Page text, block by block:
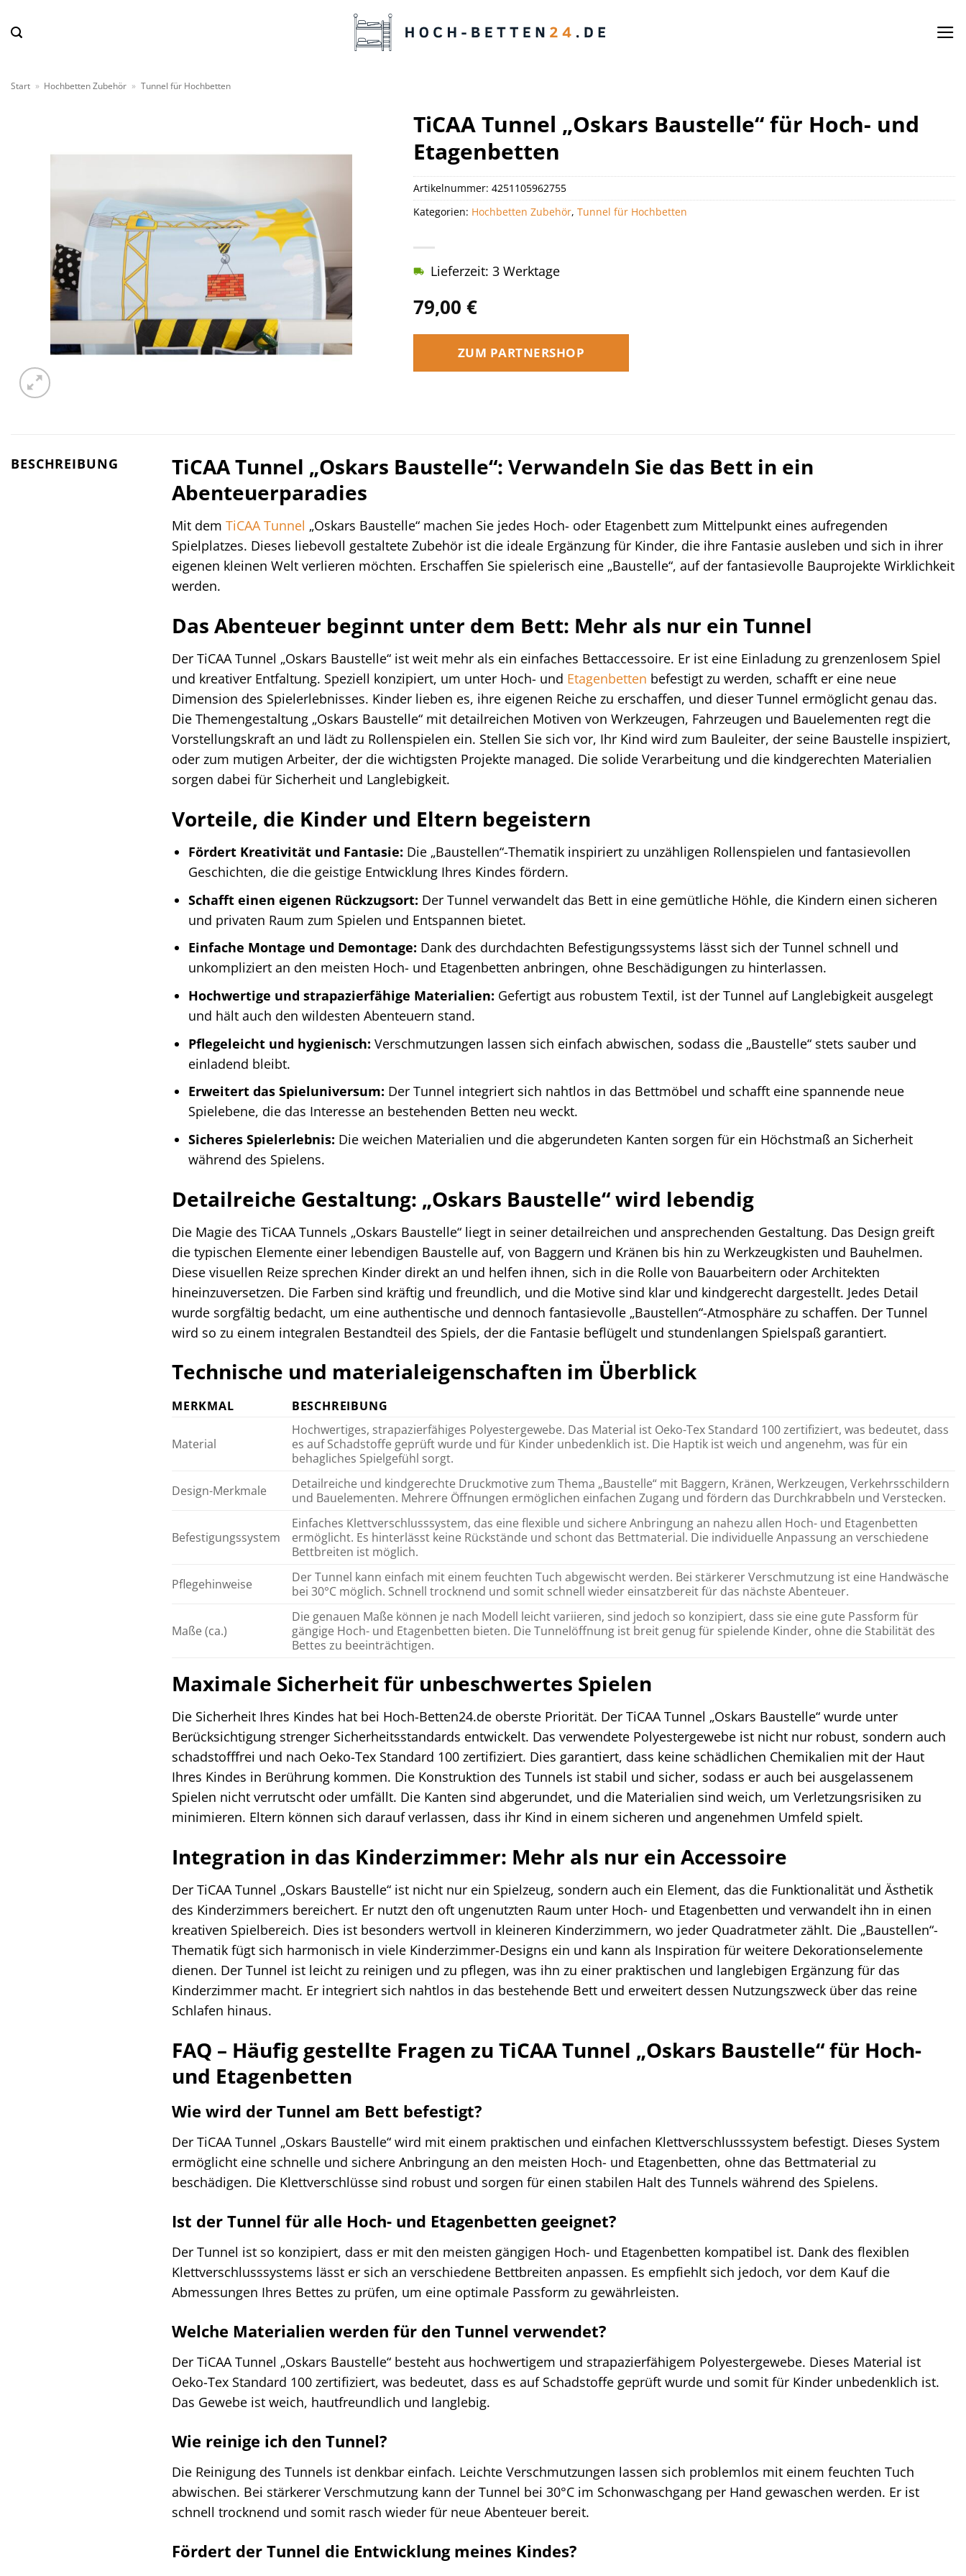
Inhalt
Start » Hochbetten Zubehör » Tunnel für Hochbetten
TiCAA Tunnel „Oskars Baustelle“ für Hoch- und
Etagenbetten
79,00 €
Lieferzeit: 3 Werktage
ZUM PARTNERSHOP
Artikelnummer: 4251105962755
Kategorien: Hochbetten Zubehör, Tunnel für Hochbetten
BESCHREIBUNG
TiCAA Tunnel „Oskars Baustelle“: Verwandeln Sie das Bett in ein
Abenteuerparadies
Mit dem TiCAA Tunnel „Oskars Baustelle“ machen Sie jedes Hoch- oder Etagenbett zum Mittelpunkt eines aufregenden
Spielplatzes. Dieses liebevoll gestaltete Zubehör ist die ideale Ergänzung für Kinder, die ihre Fantasie ausleben und sich in ihrer
eigenen kleinen Welt verlieren möchten. Erschaffen Sie spielerisch eine „Baustelle“, auf der fantasievolle Bauprojekte Wirklichkeit
werden.
Das Abenteuer beginnt unter dem Bett: Mehr als nur ein Tunnel
Der TiCAA Tunnel „Oskars Baustelle“ ist weit mehr als ein einfaches Bettaccessoire. Er ist eine Einladung zu grenzenlosem Spiel
und kreativer Entfaltung. Speziell konzipiert, um unter Hoch- und Etagenbetten befestigt zu werden, schafft er eine neue
Dimension des Spielerlebnisses. Kinder lieben es, ihre eigenen Reiche zu erschaffen, und dieser Tunnel ermöglicht genau das.
Die Themengestaltung „Oskars Baustelle“ mit detailreichen Motiven von Werkzeugen, Fahrzeugen und Bauelementen regt die
Vorstellungskraft an und lädt zu Rollenspielen ein. Stellen Sie sich vor, Ihr Kind wird zum Bauleiter, der seine Baustelle inspiziert,
oder zum mutigen Arbeiter, der die wichtigsten Projekte managed. Die solide Verarbeitung und die kindgerechten Materialien
sorgen dabei für Sicherheit und Langlebigkeit.
Vorteile, die Kinder und Eltern begeistern
Fördert Kreativität und Fantasie: Die „Baustellen“-Thematik inspiriert zu unzähligen Rollenspielen und fantasievollen
Geschichten, die die geistige Entwicklung Ihres Kindes fördern.
Schafft einen eigenen Rückzugsort: Der Tunnel verwandelt das Bett in eine gemütliche Höhle, die Kindern einen sicheren
und privaten Raum zum Spielen und Entspannen bietet.
Einfache Montage und Demontage: Dank des durchdachten Befestigungssystems lässt sich der Tunnel schnell und
unkompliziert an den meisten Hoch- und Etagenbetten anbringen, ohne Beschädigungen zu hinterlassen.
Hochwertige und strapazierfähige Materialien: Gefertigt aus robustem Textil, ist der Tunnel auf Langlebigkeit ausgelegt
und hält auch den wildesten Abenteuern stand.
Pflegeleicht und hygienisch: Verschmutzungen lassen sich einfach abwischen, sodass die „Baustelle“ stets sauber und
einladend bleibt.
Erweitert das Spieluniversum: Der Tunnel integriert sich nahtlos in das Bettmöbel und schafft eine spannende neue
Spielebene, die das Interesse an bestehenden Betten neu weckt.
Sicheres Spielerlebnis: Die weichen Materialien und die abgerundeten Kanten sorgen für ein Höchstmaß an Sicherheit
während des Spielens.
Detailreiche Gestaltung: „Oskars Baustelle“ wird lebendig
Die Magie des TiCAA Tunnels „Oskars Baustelle“ liegt in seiner detailreichen und ansprechenden Gestaltung. Das Design greift
die typischen Elemente einer lebendigen Baustelle auf, von Baggern und Kränen bis hin zu Werkzeugkisten und Bauhelmen.
Diese visuellen Reize sprechen Kinder direkt an und helfen ihnen, sich in die Rolle von Bauarbeitern oder Architekten
hineinzuversetzen. Die Farben sind kräftig und freundlich, und die Motive sind klar und kindgerecht dargestellt. Jedes Detail
wurde sorgfältig bedacht, um eine authentische und dennoch fantasievolle „Baustellen“-Atmosphäre zu schaffen. Der Tunnel
wird so zu einem integralen Bestandteil des Spiels, der die Fantasie beflügelt und stundenlangen Spielspaß garantiert.
Technische und materialeigenschaften im Überblick
MERKMAL BESCHREIBUNG
Material
Hochwertiges, strapazierfähiges Polyestergewebe. Das Material ist Oeko-Tex Standard 100 zertifiziert, was bedeutet, dass
es auf Schadstoffe geprüft wurde und für Kinder unbedenklich ist. Die Haptik ist weich und angenehm, was für ein
behagliches Spielgefühl sorgt.
Design-Merkmale
Detailreiche und kindgerechte Druckmotive zum Thema „Baustelle“ mit Baggern, Kränen, Werkzeugen, Verkehrsschildern
und Bauelementen. Mehrere Öffnungen ermöglichen einfachen Zugang und fördern das Durchkrabbeln und Verstecken.
Befestigungssystem
Einfaches Klettverschlusssystem, das eine flexible und sichere Anbringung an nahezu allen Hoch- und Etagenbetten
ermöglicht. Es hinterlässt keine Rückstände und schont das Bettmaterial. Die individuelle Anpassung an verschiedene
Bettbreiten ist möglich.
Pflegehinweise
Der Tunnel kann einfach mit einem feuchten Tuch abgewischt werden. Bei stärkerer Verschmutzung ist eine Handwäsche
bei 30°C möglich. Schnell trocknend und somit schnell wieder einsatzbereit für das nächste Abenteuer.
Maße (ca.)
Die genauen Maße können je nach Modell leicht variieren, sind jedoch so konzipiert, dass sie eine gute Passform für
gängige Hoch- und Etagenbetten bieten. Die Tunnelöffnung ist breit genug für spielende Kinder, ohne die Stabilität des
Bettes zu beeinträchtigen.
Maximale Sicherheit für unbeschwertes Spielen
Die Sicherheit Ihres Kindes hat bei Hoch-Betten24.de oberste Priorität. Der TiCAA Tunnel „Oskars Baustelle“ wurde unter
Berücksichtigung strenger Sicherheitsstandards entwickelt. Das verwendete Polyestergewebe ist nicht nur robust, sondern auch
schadstofffrei und nach Oeko-Tex Standard 100 zertifiziert. Dies garantiert, dass keine schädlichen Chemikalien mit der Haut
Ihres Kindes in Berührung kommen. Die Konstruktion des Tunnels ist stabil und sicher, sodass er auch bei ausgelassenem
Spielen nicht verrutscht oder umfällt. Die Kanten sind abgerundet, und die Materialien sind weich, um Verletzungsrisiken zu
minimieren. Eltern können sich darauf verlassen, dass ihr Kind in einem sicheren und angenehmen Umfeld spielt.
Integration in das Kinderzimmer: Mehr als nur ein Accessoire
Der TiCAA Tunnel „Oskars Baustelle“ ist nicht nur ein Spielzeug, sondern auch ein Element, das die Funktionalität und Ästhetik
des Kinderzimmers bereichert. Er nutzt den oft ungenutzten Raum unter Hoch- und Etagenbetten und verwandelt ihn in einen
kreativen Spielbereich. Dies ist besonders wertvoll in kleineren Kinderzimmern, wo jeder Quadratmeter zählt. Die „Baustellen“-
Thematik fügt sich harmonisch in viele Kinderzimmer-Designs ein und kann als Inspiration für weitere Dekorationselemente
dienen. Der Tunnel ist leicht zu reinigen und zu pflegen, was ihn zu einer praktischen und langlebigen Ergänzung für das
Kinderzimmer macht. Er integriert sich nahtlos in das bestehende Bett und erweitert dessen Nutzungszweck über das reine
Schlafen hinaus.
FAQ – Häufig gestellte Fragen zu TiCAA Tunnel „Oskars Baustelle“ für Hoch-
und Etagenbetten
Wie wird der Tunnel am Bett befestigt?
Der TiCAA Tunnel „Oskars Baustelle“ wird mit einem praktischen und einfachen Klettverschlusssystem befestigt. Dieses System
ermöglicht eine schnelle und sichere Anbringung an den meisten Hoch- und Etagenbetten, ohne das Bettmaterial zu
beschädigen. Die Klettverschlüsse sind robust und sorgen für einen stabilen Halt des Tunnels während des Spielens.
Ist der Tunnel für alle Hoch- und Etagenbetten geeignet?
Der Tunnel ist so konzipiert, dass er mit den meisten gängigen Hoch- und Etagenbetten kompatibel ist. Dank des flexiblen
Klettverschlusssystems lässt er sich an verschiedene Bettbreiten anpassen. Es empfiehlt sich jedoch, vor dem Kauf die
Abmessungen Ihres Bettes zu prüfen, um eine optimale Passform zu gewährleisten.
Welche Materialien werden für den Tunnel verwendet?
Der TiCAA Tunnel „Oskars Baustelle“ besteht aus hochwertigem und strapazierfähigem Polyestergewebe. Dieses Material ist
Oeko-Tex Standard 100 zertifiziert, was bedeutet, dass es auf Schadstoffe geprüft wurde und somit für Kinder unbedenklich ist.
Das Gewebe ist weich, hautfreundlich und langlebig.
Wie reinige ich den Tunnel?
Die Reinigung des Tunnels ist denkbar einfach. Leichte Verschmutzungen lassen sich problemlos mit einem feuchten Tuch
abwischen. Bei stärkerer Verschmutzung kann der Tunnel bei 30°C im Schonwaschgang per Hand gewaschen werden. Er ist
schnell trocknend und somit rasch wieder für neue Abenteuer bereit.
Fördert der Tunnel die Entwicklung meines Kindes?